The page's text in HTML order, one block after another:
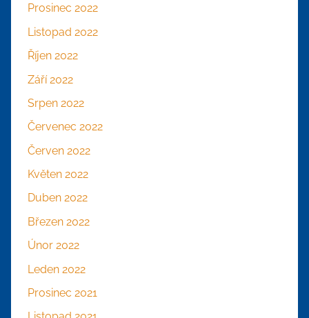
Prosinec 2022
Listopad 2022
Říjen 2022
Září 2022
Srpen 2022
Červenec 2022
Červen 2022
Květen 2022
Duben 2022
Březen 2022
Únor 2022
Leden 2022
Prosinec 2021